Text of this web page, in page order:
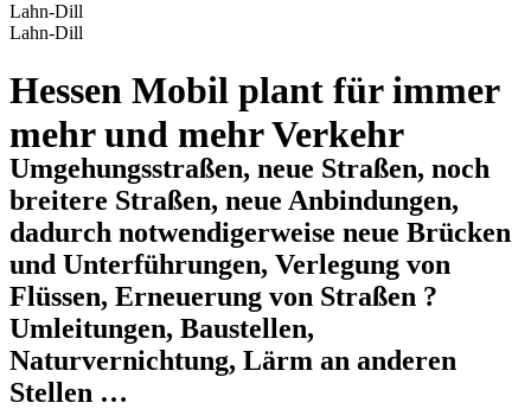
Lahn-Dill
Lahn-Dill
Hessen Mobil plant für immer
mehr und mehr Verkehr
Umgehungsstraßen, neue Straßen, noch
breitere Straßen, neue Anbindungen,
dadurch notwendigerweise neue Brücken
und Unterführungen, Verlegung von
Flüssen, Erneuerung von Straßen ?
Umleitungen, Baustellen,
Naturvernichtung, Lärm an anderen
Stellen …